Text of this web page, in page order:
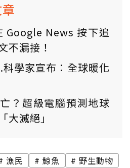
Google News 按下追
不漏接！
科學家宣布：全球暖化
？超級電腦預測地球
大滅絕」
漁民 鯨魚 野生動物